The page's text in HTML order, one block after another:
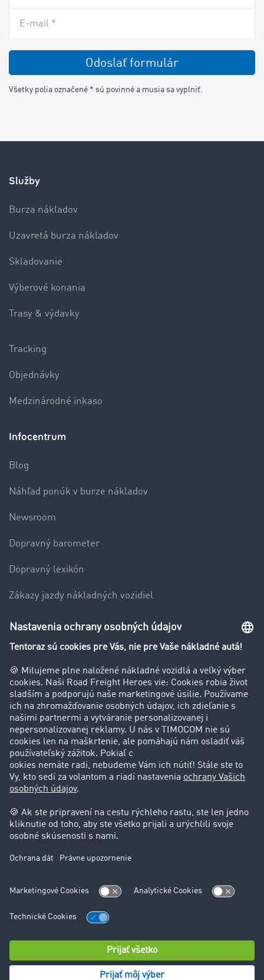
E-mail *
Odoslať formulár
Všetky polia označené * sú povinné a musia sa vyplniť.
Služby
Burza nákladov
Uzavretá burza nákladov
Skladovanie
Výberové konania
Trasy & výdavky
Tracking
Objednávky
Medzinárodné inkaso
Infocentrum
Blog
Náhľad ponúk v burze nákladov
Newsroom
Dopravný barometer
Dopravný lexikón
Zákazy jazdy nákladných vozidiel
Firma
Príbehy zákazníkov
Zákazníci získavajú zákazníkov
Podpora
Kontakt
Právne informácie
Impressum
VOP